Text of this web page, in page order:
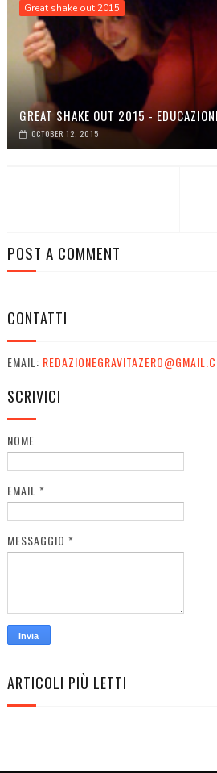
Great shake out 2015
GREAT SHAKE OUT 2015 -
OCTOBER 12, 2015
POST A COMMENT
CONTATTI
EMAIL:
SCRIVICI
NOME
EMAIL *
MESSAGGIO *
ARTICOLI PIÙ LETTI